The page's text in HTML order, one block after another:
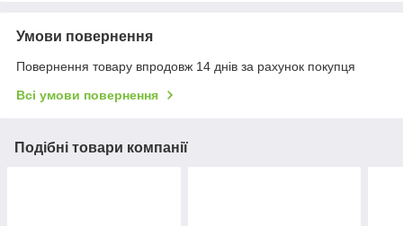
Умови повернення
Повернення товару впродовж 14 днів за рахунок покупця
Всі умови повернення
Подібні товари компанії